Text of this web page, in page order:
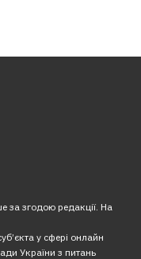
за згодою редакції. На
у сфері онлайн
України з питань